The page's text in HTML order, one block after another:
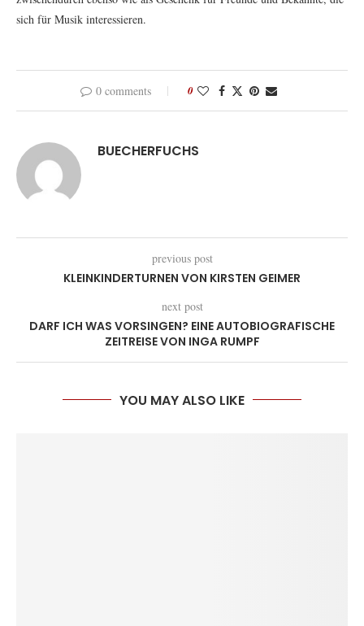
sich für Musik interessieren.
0 comments 0
BUECHERFUCHS
previous post
KLEINKINDERTURNEN VON KIRSTEN GEIMER
next post
DARF ICH WAS VORSINGEN? EINE AUTOBIOGRAFISCHE
ZEITREISE VON INGA RUMPF
YOU MAY ALSO LIKE